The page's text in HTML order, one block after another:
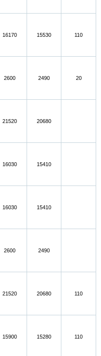
16170 15530 110
2600 2490 20
21520 20680
16030 15410
16030 15410
2600 2490
21520 20680 110
15900 15280 110